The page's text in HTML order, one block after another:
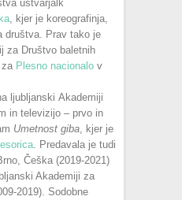
ustvarjalk
, kjer je koreografinja,
društva. Prav tako je
za Društvo baletnih
Plesno nacionalo v
ljubljanski Akademiji
in televizijo – prvo in
Umetnost giba , kjer je
. Predavala je tudi
Češka (2019-2021)
Akademiji za
2019). Sodobne